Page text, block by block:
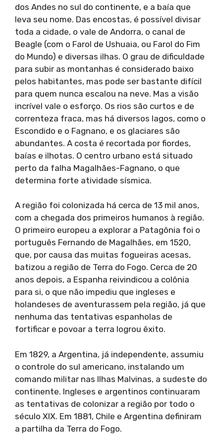
dos Andes no sul do continente, e a baía que
leva seu nome. Das encostas, é possível divisar
toda a cidade, o vale de Andorra, o canal de
Beagle (com o Farol de Ushuaia, ou Farol do Fim
do Mundo) e diversas ilhas. O grau de dificuldade
para subir as montanhas é considerado baixo
pelos habitantes, mas pode ser bastante difícil
para quem nunca escalou na neve. Mas a visão
incrível vale o esforço. Os rios são curtos e de
correnteza fraca, mas há diversos lagos, como o
Escondido e o Fagnano, e os glaciares são
abundantes. A costa é recortada por fiordes,
baías e ilhotas. O centro urbano está situado
perto da falha Magalhães-Fagnano, o que
determina forte atividade sísmica.
A região foi colonizada há cerca de 13 mil anos,
com a chegada dos primeiros humanos à região.
O primeiro europeu a explorar a Patagônia foi o
português Fernando de Magalhães, em 1520,
que, por causa das muitas fogueiras acesas,
batizou a região de Terra do Fogo. Cerca de 20
anos depois, a Espanha reivindicou a colônia
para si, o que não impediu que ingleses e
holandeses de aventurassem pela região, já que
nenhuma das tentativas espanholas de
fortificar e povoar a terra logrou êxito.
Em 1829, a Argentina, já independente, assumiu
o controle do sul americano, instalando um
comando militar nas Ilhas Malvinas, a sudeste do
continente. Ingleses e argentinos continuaram
as tentativas de colonizar a região por todo o
século XIX. Em 1881, Chile e Argentina definiram
a partilha da Terra do Fogo.